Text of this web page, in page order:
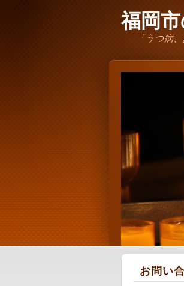
福岡
「うつ病
お問い